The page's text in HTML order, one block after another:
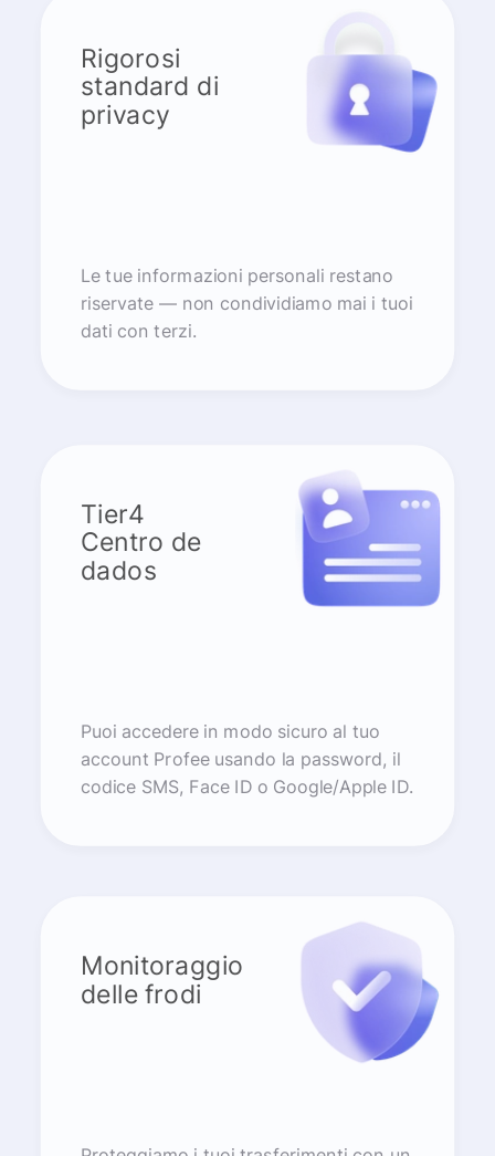
Rigorosi
standard di
privacy
Le tue informazioni personali restano
riservate — non condividiamo mai i tuoi
dati con terzi.
Tier4
Centro de
dados
Puoi accedere in modo sicuro al tuo
account Profee usando la password, il
codice SMS, Face ID o Google/Apple ID.
Monitoraggio
delle frodi